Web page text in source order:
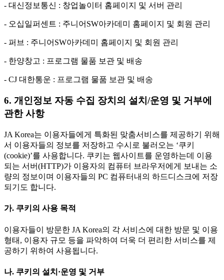
- 대신정보통신 : 창업놀이터 홈페이지 및 서버 관리
- 오십일퍼센트 : 주니어SW아카데미 홈페이지 및 회원 관리
- 퍼브 : 주니어SW아카데미 홈페이지 및 회원 관리
- 한양창고 : 프로그램 물품 보관 및 배송
- CJ 대한통운 : 프로그램 물품 보관 및 배송
6. 개인정보 자동 수집 장치의 설치/운영 및 거부에
관한 사항
JA Korea는 이용자들에게 특화된 맞춤서비스를 제공하기 위해
서 이용자들의 정보를 저장하고 수시로 불러오는 ‘쿠키
(cookie)’를 사용합니다. 쿠키는 웹사이트를 운영하는데 이용
되는 서버(HTTP)가 이용자의 컴퓨터 브라우저에게 보내는 소
량의 정보이며 이용자들의 PC 컴퓨터내의 하드디스크에 저장
되기도 합니다.
가. 쿠키의 사용 목적
이용자들이 방문한 JA Korea의 각 서비스에 대한 방문 및 이용
형태, 이용자 규모 등을 파악하여 더욱 더 편리한 서비스를 제
공하기 위하여 사용됩니다.
나. 쿠키의 설치·운영 및 거부